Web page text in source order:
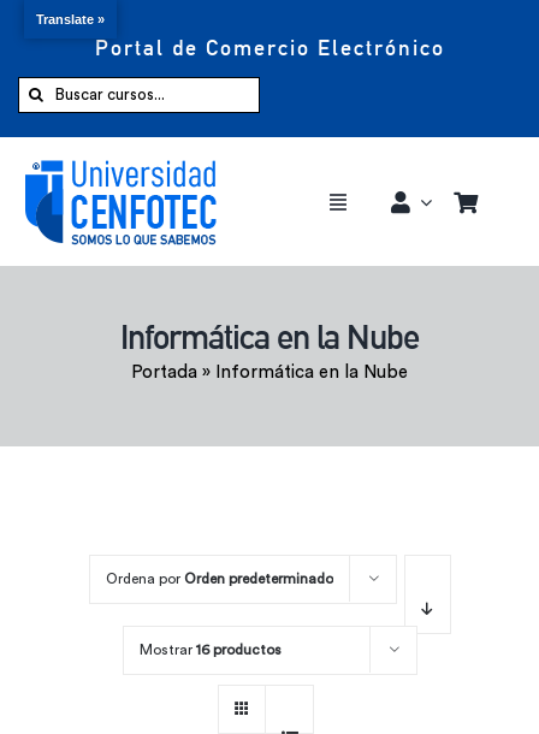
Portal de Comercio Electrónico
Buscar:
Toggle
Comprar ahora
Informática en la Nube
Portada » Informática en la Nube
Ordena por Orden predeterminado
Mostrar 16 productos
Translate »